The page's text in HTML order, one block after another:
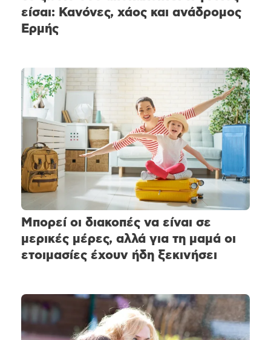
είσαι: Κανόνες, χάος και ανάδρομος
Ερμής
Μπορεί οι διακοπές να είναι σε
μερικές μέρες, αλλά για τη μαμά οι
ετοιμασίες έχουν ήδη ξεκινήσει